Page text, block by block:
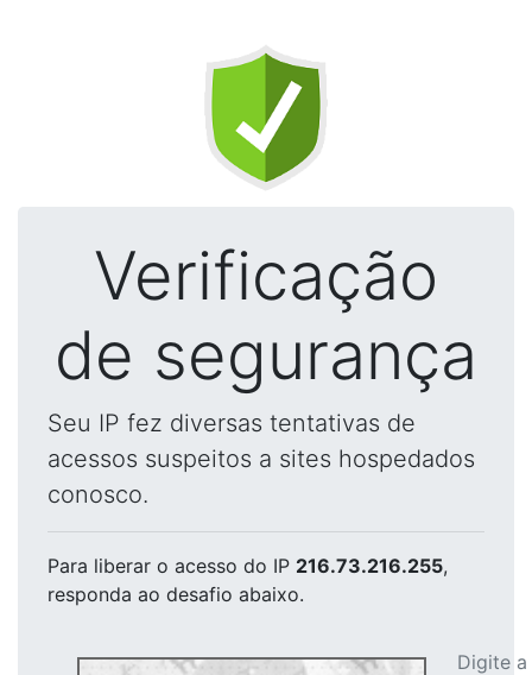
Verificação
de segurança
Seu IP fez diversas tentativas de
acessos suspeitos a sites hospedados
conosco.
Para liberar o acesso do IP 216.73.216.255,
responda ao desafio abaixo.
Digite